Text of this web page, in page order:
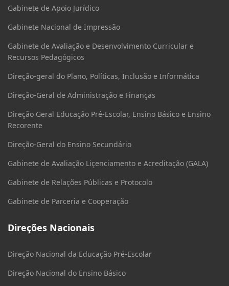
Gabinete de Apoio Jurídico
Gabinete Nacional de Impressão
Gabinete de Avaliação e Desenvolvimento Curricular e
Recursos Pedagógicos
Direção-geral do Plano, Políticas, Inclusão e Informática
Direção-Geral de Administração e Finanças
Direção Geral Educação Pré-Escolar, Ensino Básico e Ensino
Recorente
Direção-Geral do Ensino Secundário
Gabinete de Avaliação Liçenciamento e Acreditação (GALA)
Gabinete de Relações Públicas e Protocolo
Gabinete de Parceria e Cooperação
Direções Nacionais
Direção Nacional da Educação Pré-Escolar
Direção Nacional do Ensino Básico